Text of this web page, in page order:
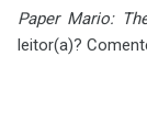
Paper Mario:
leitor(a)?